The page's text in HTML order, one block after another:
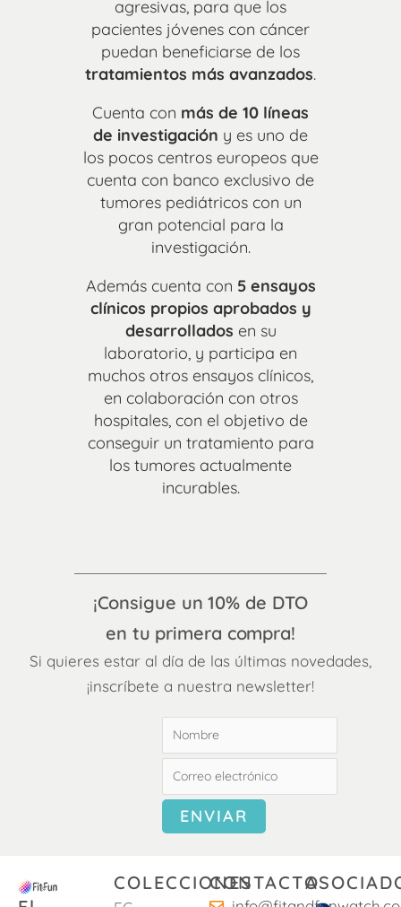
agresivas, para que los
pacientes jóvenes con cáncer
puedan beneficiarse de los
tratamientos más avanzados.
Cuenta con más de 10 líneas
de investigación y es uno de
los pocos centros europeos que
cuenta con banco exclusivo de
tumores pediátricos con un
gran potencial para la
investigación.
Además cuenta con 5 ensayos
clínicos propios aprobados y
desarrollados en su
laboratorio, y participa en
muchos otros ensayos clínicos,
en colaboración con otros
hospitales, con el objetivo de
conseguir un tratamiento para
los tumores actualmente
incurables.
¡Consigue un 10% de DTO
en tu primera compra!
Si quieres estar al día de las últimas novedades,
¡inscríbete a nuestra newsletter!
COLECCIONESCONTACTO